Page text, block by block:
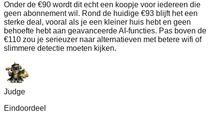
Onder de €90 wordt dit echt een koopje voor iedereen die
geen abonnement wil. Rond de huidige €93 blijft het een
sterke deal, vooral als je een kleiner huis hebt en geen
behoefte hebt aan geavanceerde AI-functies. Pas boven de
€110 zou je serieuzer naar alternatieven met betere wifi of
slimmere detectie moeten kijken.
Judge
Eindoordeel